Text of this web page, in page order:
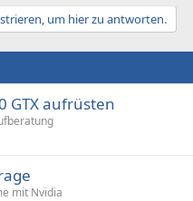
um hier zu antworten.
GTX aufrüsten
mit Nvidia